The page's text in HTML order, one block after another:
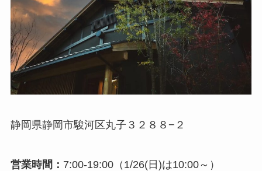
静岡県静岡市駿河区丸子３２８８−２
営業時間： 7:00-19:00（1/26(日)は10:00～）